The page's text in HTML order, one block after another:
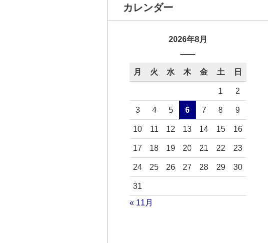
カレンダー
2026年8月
月 火 水 木 金 土 日
1 2
3 4 5 6 7 8 9
10 11 12 13 14 15 16
17 18 19 20 21 22 23
24 25 26 27 28 29 30
31
« 11月